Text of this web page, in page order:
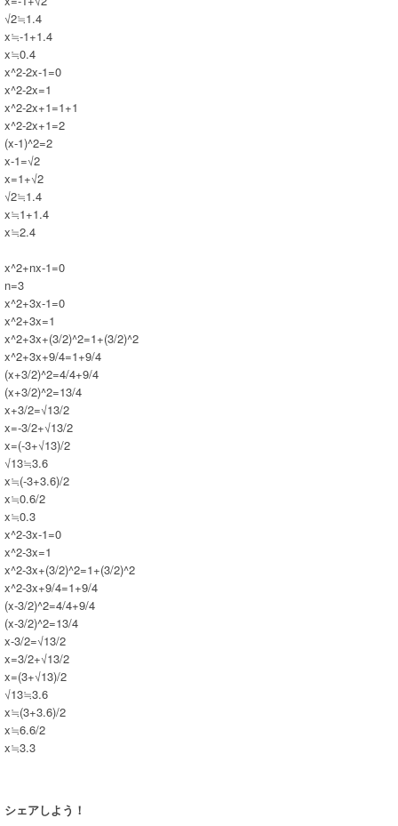
√2≒1.4
x≒-1+1.4
x≒0.4
x^2-2x-1=0
x^2-2x=1
x^2-2x+1=1+1
x^2-2x+1=2
(x-1)^2=2
x-1=√2
x=1+√2
√2≒1.4
x≒1+1.4
x≒2.4
x^2+nx-1=0
n=3
x^2+3x-1=0
x^2+3x=1
x^2+3x+(3/2)^2=1+(3/2)^2
x^2+3x+9/4=1+9/4
(x+3/2)^2=4/4+9/4
(x+3/2)^2=13/4
x+3/2=√13/2
x=-3/2+√13/2
x=(-3+√13)/2
√13≒3.6
x≒(-3+3.6)/2
x≒0.6/2
x≒0.3
x^2-3x-1=0
x^2-3x=1
x^2-3x+(3/2)^2=1+(3/2)^2
x^2-3x+9/4=1+9/4
(x-3/2)^2=4/4+9/4
(x-3/2)^2=13/4
x-3/2=√13/2
x=3/2+√13/2
x=(3+√13)/2
√13≒3.6
x≒(3+3.6)/2
x≒6.6/2
x≒3.3
シェアしよう！